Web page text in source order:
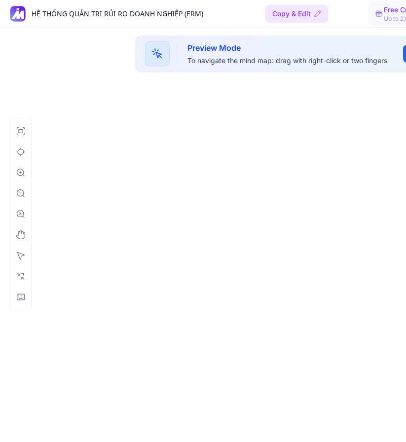
HỆ THỐNG QUẢN TRỊ RỦI RO DOANH NGHIỆP (ERM) Copy & Edit Free
Up to
Preview Mode
To navigate the mind map: drag with right-click or two fingers